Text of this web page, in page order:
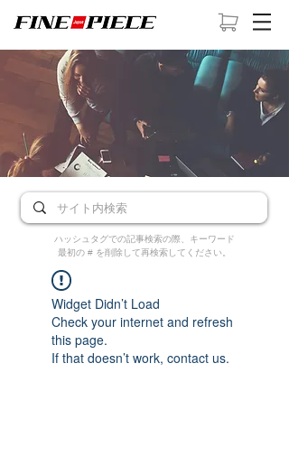
ハッシュタグでの記事検索の際、キーワード
最初の # を削除して再検索してください。
Widget Didn’t Load
Check your internet and refresh
this page.
If that doesn’t work, contact us.